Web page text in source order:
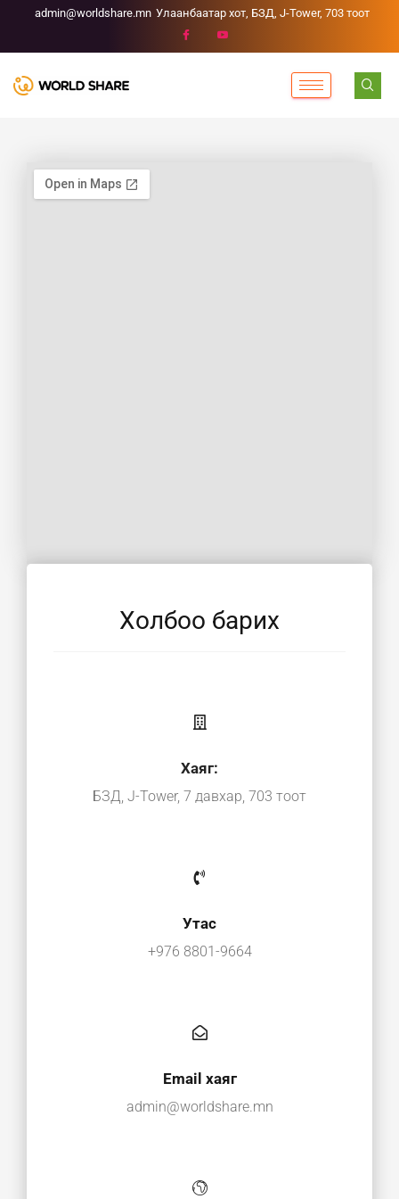
admin@worldshare.mn Улаанбаатар хот, БЗД, J-Tower, 703 тоот
Холбоо барих
Хаяг:
БЗД, J-Tower, 7 давхар, 703 тоот
Утас
+976 8801-9664
Email хаяг
admin@worldshare.mn